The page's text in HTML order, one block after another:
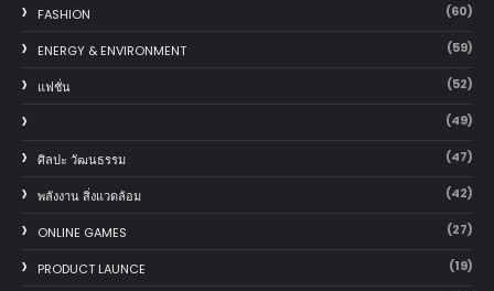
FASHION (60)
ENERGY & ENVIRONMENT (59)
แฟชั่น (52)
(49)
ศิลปะ วัฒนธรรม (47)
พลังงาน สิ่งแวดล้อม (42)
ONLINE GAMES (27)
PRODUCT LAUNCE (19)